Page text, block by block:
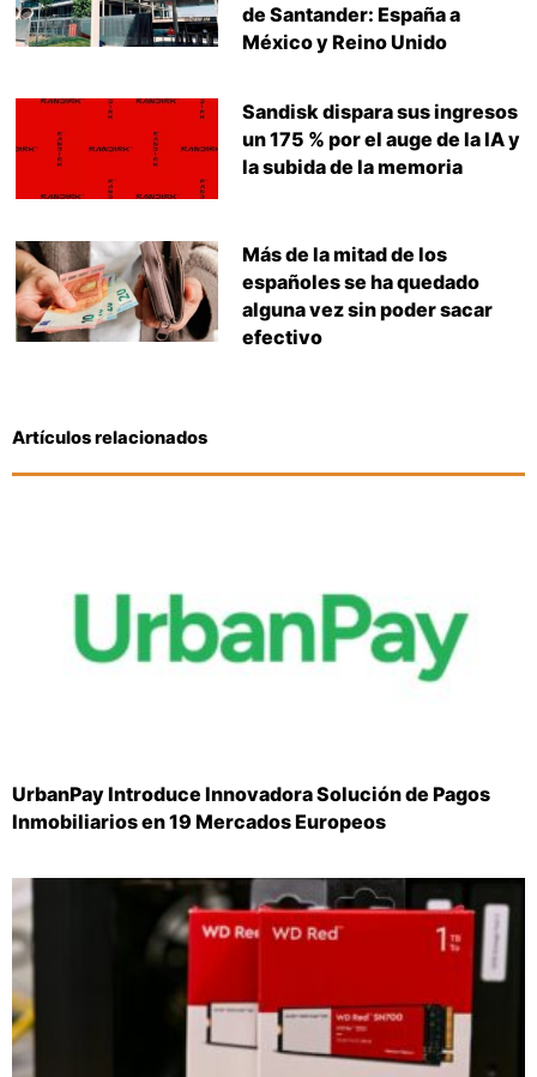
de Santander: España a
México y Reino Unido
Sandisk dispara sus ingresos
un 175 % por el auge de la IA y
la subida de la memoria
Más de la mitad de los
españoles se ha quedado
alguna vez sin poder sacar
efectivo
Artículos relacionados
UrbanPay Introduce Innovadora Solución de Pagos
Inmobiliarios en 19 Mercados Europeos